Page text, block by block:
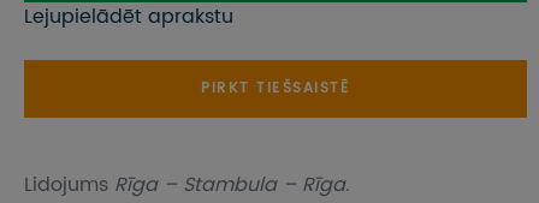
Lejupielādēt aprakstu
PIRKT TIEŠSAISTĒ
Lidojums Rīga – Stambula – Rīga.